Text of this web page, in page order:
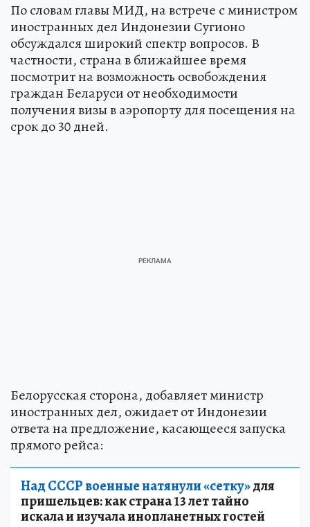
По словам главы МИД, на встрече с министром
иностранных дел Индонезии Сугионо
обсуждался широкий спектр вопросов. В
частности, страна в ближайшее время
посмотрит на возможность освобождения
граждан Беларуси от необходимости
получения визы в аэропорту для посещения на
срок до 30 дней.
Белорусская сторона, добавляет министр
иностранных дел, ожидает от Индонезии
ответа на предложение, касающееся запуска
прямого рейса:
Над СССР военные натянули «сетку»для
пришельцев: как страна 13 лет тайно
искала и изучала инопланетных гостей